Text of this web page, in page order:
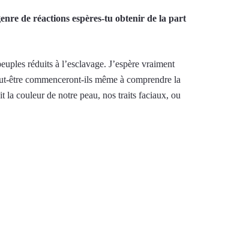
de réactions espères-tu obtenir de la part
réduits à l’esclavage. J’espère vraiment
être commenceront-ils même à comprendre la
la couleur de notre peau, nos traits faciaux, ou